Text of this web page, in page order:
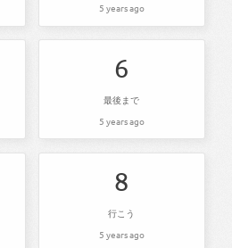
5 years ago
6
最後まで
5 years ago
8
行こう
5 years ago